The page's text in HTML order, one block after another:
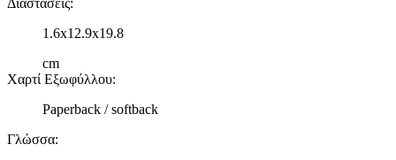
Διαστάσεις:
1.6x12.9x19.8
cm
Χαρτί Εξωφύλλου:
Paperback / softback
Γλώσσα: